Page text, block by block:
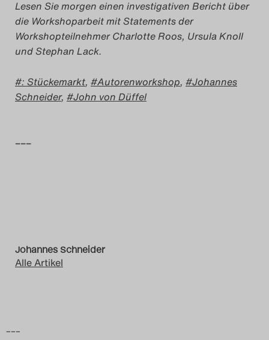
Lesen Sie morgen einen investigativen Bericht über
die Workshoparbeit mit Statements der
Workshopteilnehmer Charlotte Roos, Ursula Knoll
und Stephan Lack.
: Stückemarkt, Autorenworkshop,
Johannes
Schneider, John von Düffel
–––
Johannes Schneider
Alle Artikel
–––